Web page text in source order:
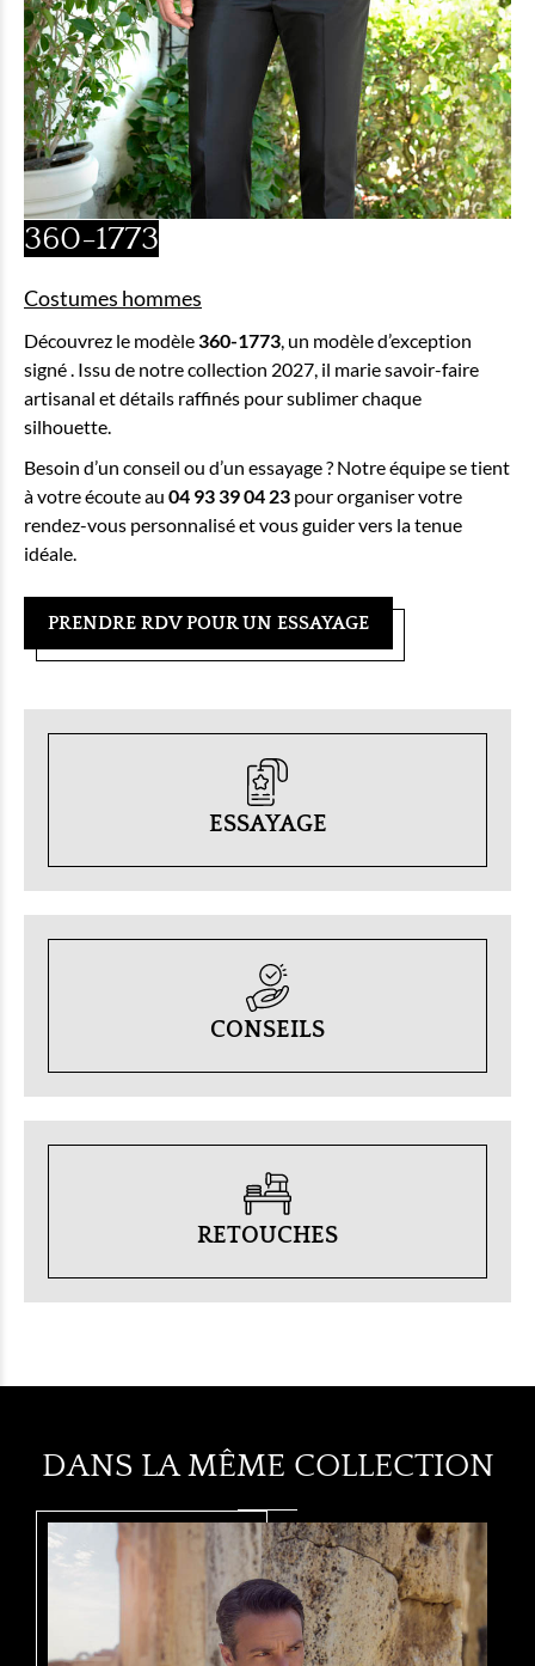
360-1773
Costumes hommes
Découvrez le modèle360-1773 , un modèle d’exception
signé . Issu de notre collection 2027, il marie savoir-faire
artisanal et détails raffinés pour sublimer chaque
silhouette.
Besoin d’un conseil ou d’un essayage ? Notre équipe se tient
à votre écoute au 04 93 39 04 23 pour organiser votre
rendez-vous personnalisé et vous guider vers la tenue
idéale.
PRENDRE RDV POUR UN ESSAYAGE
ESSAYAGE
CONSEILS
RETOUCHES
DANS LA MÊME COLLECTION